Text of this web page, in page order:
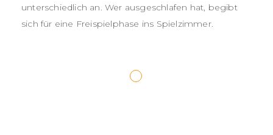
unterschiedlich an. Wer ausgeschlafen hat, begibt
sich für eine Freispielphase ins Spielzimmer.